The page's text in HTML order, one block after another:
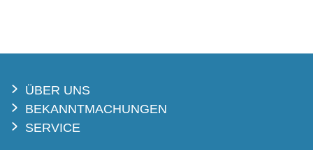
ÜBER UNS
BEKANNTMACHUNGEN
SERVICE